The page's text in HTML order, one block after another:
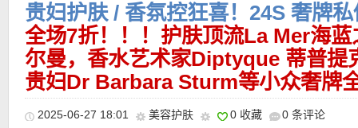
购买直达链接在此
购买直达链接在此
贵妇护肤 / 香氛控狂喜！24S 奢牌
全场7折！！！护肤顶流La Mer海
尔曼，香水艺术家Diptyque 蒂普提
贵妇Dr Barbara Sturm等小众奢牌
2025-06-27 18:01 美容护肤 0 收藏
0 条评论